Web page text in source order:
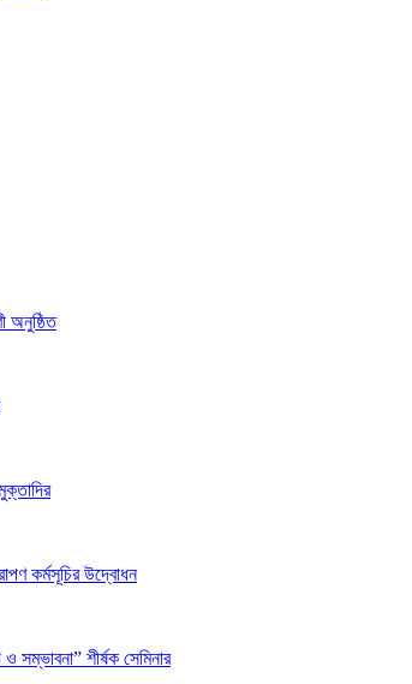
অনুষ্ঠিত
কর্মসূচির উদ্বোধন
সম্ভাবনা” শীর্ষক সেমিনার